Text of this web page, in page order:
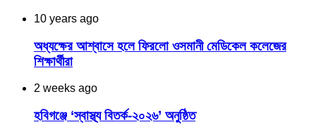
10 years ago
অধ্যক্ষের আশ্বাসে হলে ফিরলো ওসমানী মেডিকেল কলেজের
শিক্ষার্থীরা
2 weeks ago
হবিগঞ্জে ‘স্বাস্থ্য বিতর্ক-২০২৬’ অনুষ্ঠিত